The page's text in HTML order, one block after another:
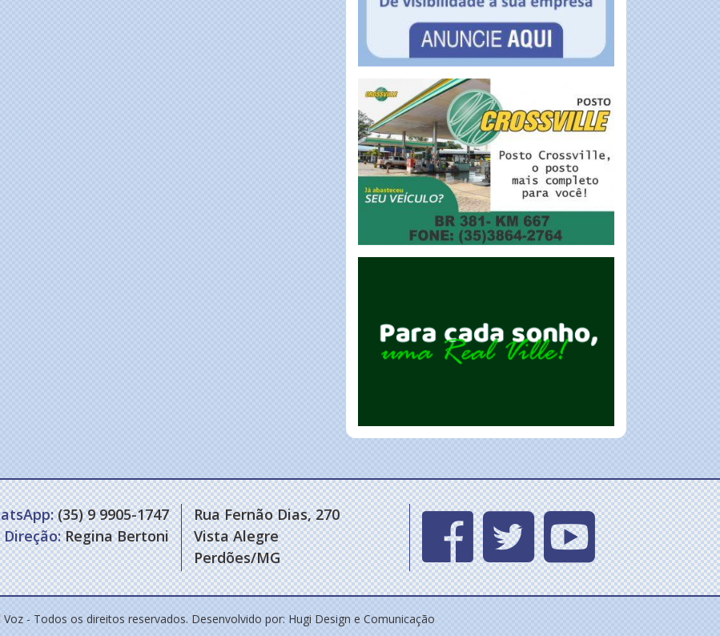
(35) 9 9905-1747
Direção:Regina Bertoni
Rua Fernão Dias, 270
Vista Alegre
Perdões/MG
- Todos os direitos reservados. Desenvolvido por: Hugi Design e Comunicação